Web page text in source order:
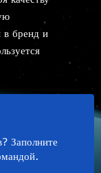
в бренд и
Заполните